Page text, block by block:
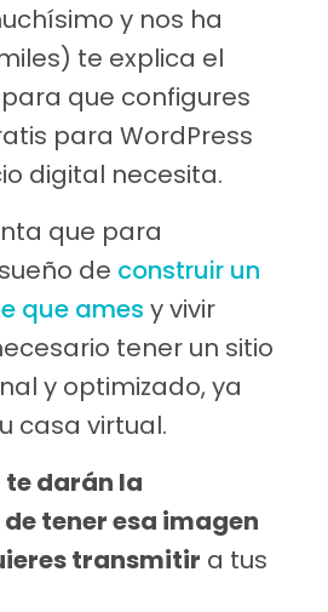
ísimo y nos ha
te explica el
que configures
para WordPress
digital necesita.
que para
de construir un
que ames y vivir
tener un sitio
y optimizado, ya
casa virtual.
te darán la
tener esa imagen
transmitir a tus